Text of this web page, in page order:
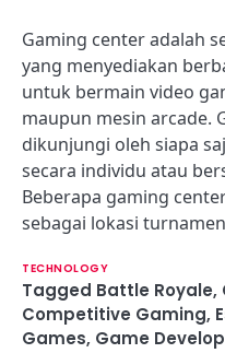
Gaming center adalah
yang menyediakan
untuk bermain video
maupun mesin arcade.
dikunjungi oleh siapa
secara individu atau
Beberapa gaming
sebagai lokasi
TECHNOLOGY
Tagged Battle Royale,
Competitive Gaming,
Games, Game